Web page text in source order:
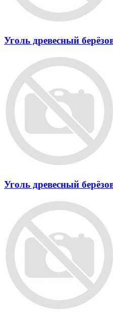
Уголь древесный
Уголь древесный